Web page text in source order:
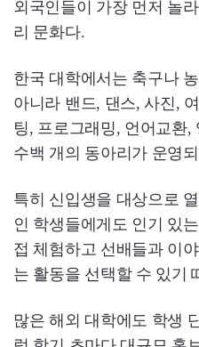
외국인들이 가장 먼저 놀
리 문화다.
한국 대학에서는 축구나
아니라 밴드, 댄스, 사진,
팅, 프로그래밍, 언어교환,
수백 개의 동아리가 운영
특히 신입생을 대상으로
인 학생들에게도 인기 있
접 체험하고 선배들과 이
는 활동을 선택할 수 있기
많은 해외 대학에도 학생